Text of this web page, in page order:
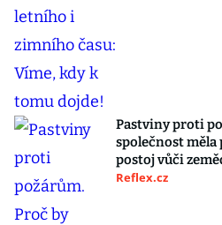
Pastviny proti
společnost
postoj vůči
Reflex.cz